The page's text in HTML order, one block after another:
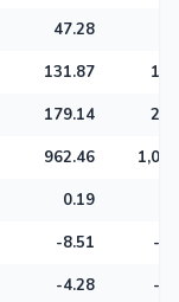
47.28
131.87
179.14
962.46
0.19
-8.51
-
-4.28
-